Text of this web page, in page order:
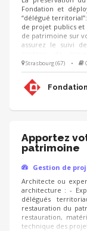
Fondation et
“délégué
de projet publics et
de patrimoine sur
assurez le suivi
communication,
projet. - Vous
ressources
les actions de la
Strasbourg (67) •
Apportez
patrimoine
Gestion de
Architecte ou
architecture : -
délégués
restauration du
restauration,
technique des